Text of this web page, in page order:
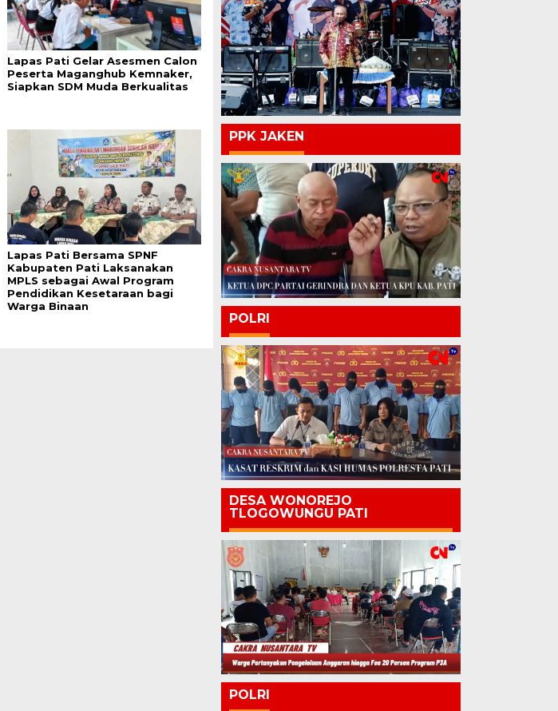
Lapas Pati Gelar Asesmen Calon
Peserta Maganghub Kemnaker,
Siapkan SDM Muda Berkualitas
Lapas Pati Bersama SPNF
Kabupaten Pati Laksanakan
MPLS sebagai Awal Program
Pendidikan Kesetaraan bagi
Warga Binaan
PPK JAKEN
POLRI
DESA WONOREJO
TLOGOWUNGU PATI
POLRI